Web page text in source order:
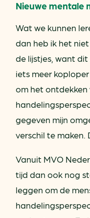
Nieuwe mentale
Wat we kunnen
dan heb ik het
de lijstjes, want
iets meer koploper
om het ontdekken
gegeven mijn
verschil te maken.
Vanuit MVO
tijd dan ook nog
leggen om de